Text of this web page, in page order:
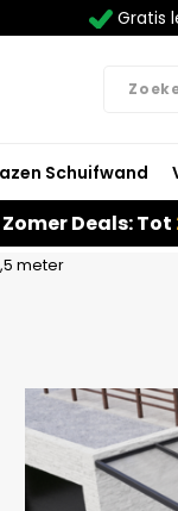
Gratis
Schuifwand
Zomer Deals: Tot
meter